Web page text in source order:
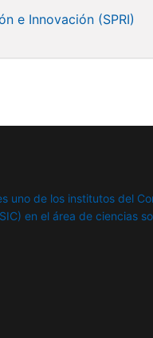
e Innovación (SPRI)
uno de los institutos del
en el área de ciencias